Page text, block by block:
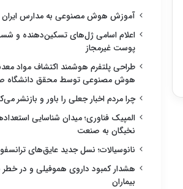
آموزش هوش مصنوعی به مدارس ایران
اعلام اسامی ژل‌های تسکین‌دهنده و
پوست غیرمجاز
طراحی پلتفرم هوشمند اکتشاف مواد
هوش مصنوعی توسط محقق دانشگاه
چرا مردم اخبار جعلی را باور و بازنشر
المپیک فناوری؛ میدان شناسایی
نخبگان به صنعت
نانوسیالات؛ نسل جدید عایق‌های
هشدار کمبود داروی هموفیلی و در
بیماران